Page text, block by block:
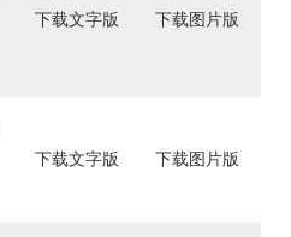
下载文字版 下载图片版
下载文字版 下载图片版